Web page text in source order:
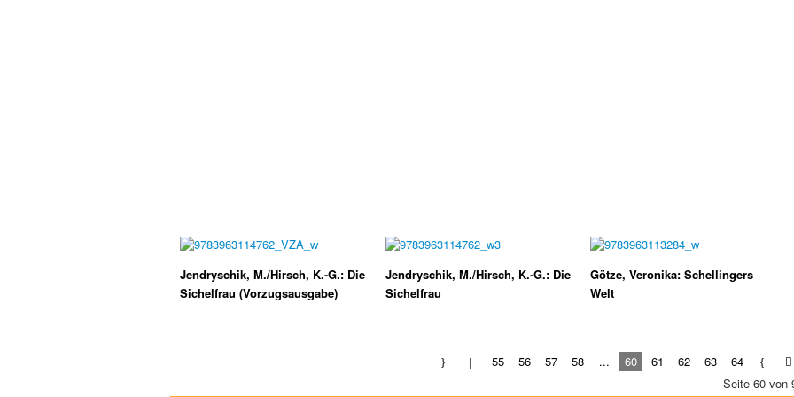
Jendryschik, M./Hirsch, K.-G.: Die
Sichelfrau (Vorzugsausgabe)
Jendryschik, M./Hirsch, K.-G.: Die
Sichelfrau
Götze, Veronika: Schellingers
Welt
55 56 57 58 ... 60 61 62 63
64
Seite 60 von